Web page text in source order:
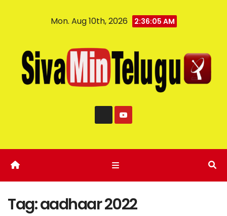
Mon. Aug 10th, 2026 2:36:05 AM
Tag:aadhaar 2022